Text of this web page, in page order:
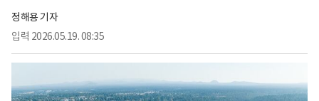
정해용 기자
입력 2026.05.19. 08:35